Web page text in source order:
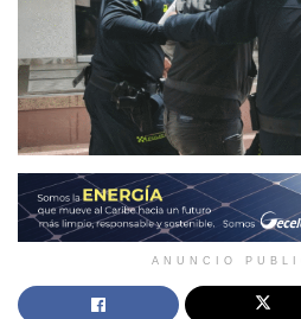
ANUNCIO